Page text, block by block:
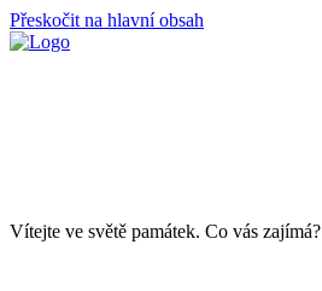
Přeskočit na hlavní obsah
Vítejte ve světě památek. Co vás zajímá?